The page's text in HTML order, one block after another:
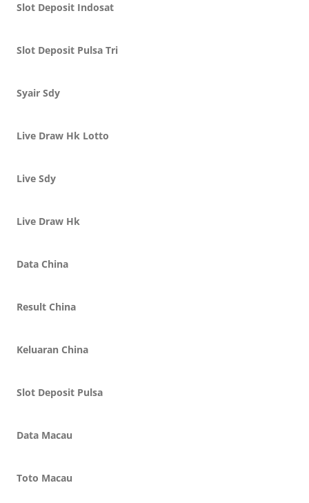
Slot Deposit Indosat
Slot Deposit Pulsa Tri
Syair Sdy
Live Draw Hk Lotto
Live Sdy
Live Draw Hk
Data China
Result China
Keluaran China
Slot Deposit Pulsa
Data Macau
Toto Macau